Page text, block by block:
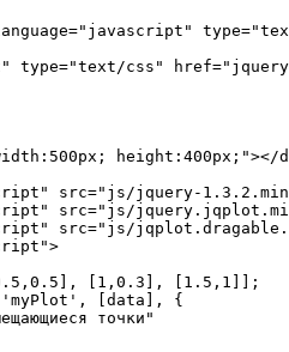
type="text/css"
height:400px;"></
src="js/jquery-
src="js/
src="js/
[1,0.3], [1.5,1]];
[data], {
точки"